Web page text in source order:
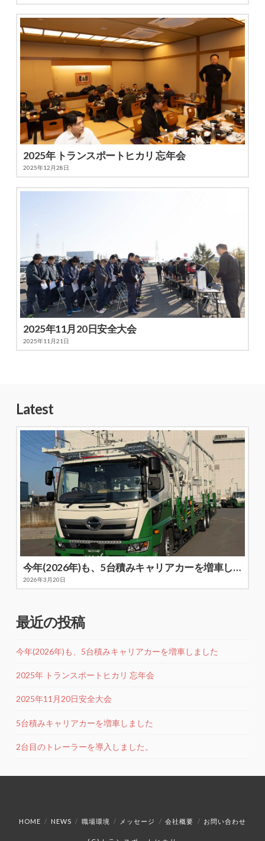
2025年 トランスポートヒカリ 忘年会
2025年12月28日
2025年11月20日安全大会
2025年11月21日
Latest
今年(2026年)も、5台積みキャリアカーを増車しました
2026年3月20日
最近の投稿
今年(2026年)も、5台積みキャリアカーを増車しました
2025年 トランスポートヒカリ 忘年会
2025年11月20日安全大会
5台積みキャリアカーを増車しました
2台目のトレーラーを導入しました。
HOME NEWS 職場環境 メッセージ 会社概要 お問い合わせ